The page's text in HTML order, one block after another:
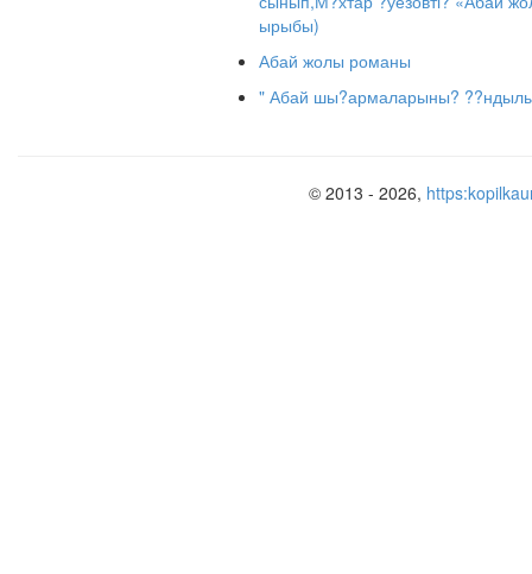
ырыбы)
Абай жолы романы
" Абай шы?армаларыны?
© 2013 - 2026,